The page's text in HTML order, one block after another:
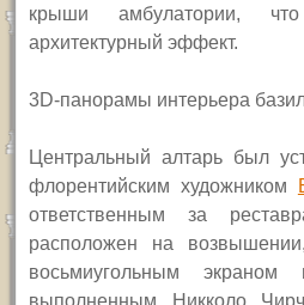
крыши амбулатории,
архитектурный эффект.
3D-панорамы интерьера
Центральный алтарь был
флорентийским художником
ответственным за
расположен на
восьмиугольным
выполненным Никколо